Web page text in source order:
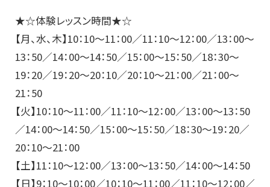
★☆体験レッスン時間★☆
【月、水、木】10：10～11：00／11：10～12：00／13：00～
13：50／14：00～14：50／15：00～15：50／18：30～
19：20／19：20～20：10／20：10～21：00／21：00～
21：50
【火】10：10～11：00／11：10～12：00／13：00～13：50
／14：00～14：50／15：00～15：50／18：30～19：20／
20：10～21：00
【土】11：10～12：00／13：00～13：50／14：00～14：50
【日】9：10～10：00／10：10～11：00／11：10～12：00／